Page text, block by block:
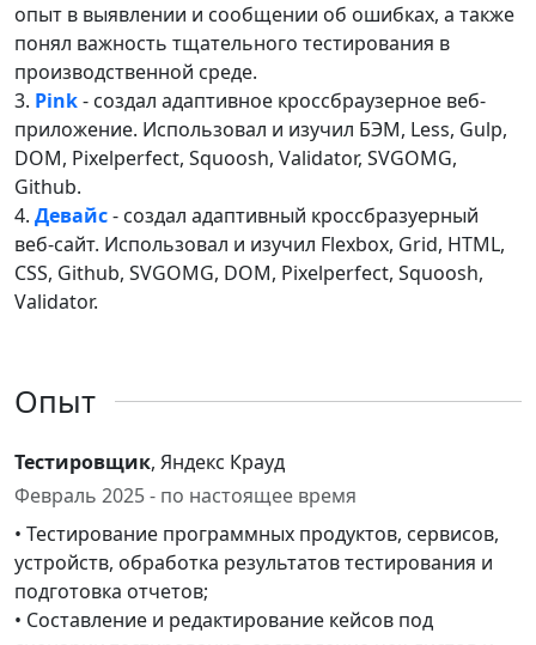
опыт в выявлении и сообщении об ошибках, а также
понял важность тщательного тестирования в
производственной среде.
3. Pink- создал адаптивное кроссбраузерное веб-
приложение. Использовал и изучил БЭМ, Less, Gulp,
DOM, Pixelperfect, Squoosh, Validator, SVGOMG,
Github.
4. Девайс- создал адаптивный кроссбразуерный
веб-сайт. Использовал и изучил Flexbox, Grid, HTML,
CSS, Github, SVGOMG, DOM, Pixelperfect, Squoosh,
Validator.
Опыт
Тестировщик, Яндекс Крауд
Февраль 2025 - по настоящее время
• Тестирование программных продуктов, сервисов,
устройств, обработка результатов тестирования и
подготовка отчетов;
• Составление и редактирование кейсов под